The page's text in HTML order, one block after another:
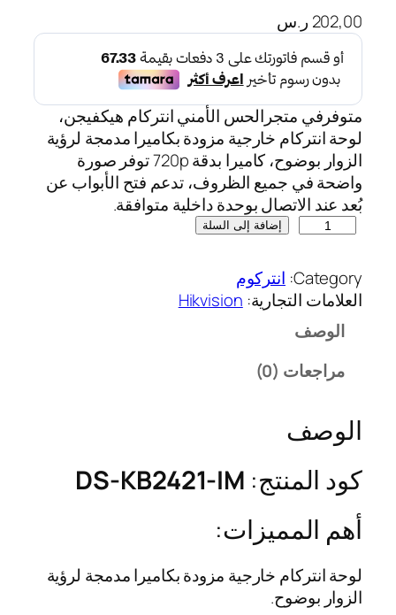
202,00 ر.س
متوفرفي متجرالحس الأمني انتركام هيكفيجن،
لوحة انتركام خارجية مزودة بكاميرا مدمجة لرؤية
الزوار بوضوح، كاميرا بدقة 720p توفر صورة
واضحة في جميع الظروف، تدعم فتح الأبواب عن
بُعد عند الاتصال بوحدة داخلية متوافقة.
ي
ة
ا
م
ه
ي
ك
ف
ج
ن
إضافة إلى السلة
Category: انتركوم
العلامات التجارية: Hikvision
الوصف
مراجعات (0)
الوصف
كود المنتج: DS-KB2421-IM
أهم المميزات:
لوحة انتركام خارجية مزودة بكاميرا مدمجة لرؤية
الزوار بوضوح.